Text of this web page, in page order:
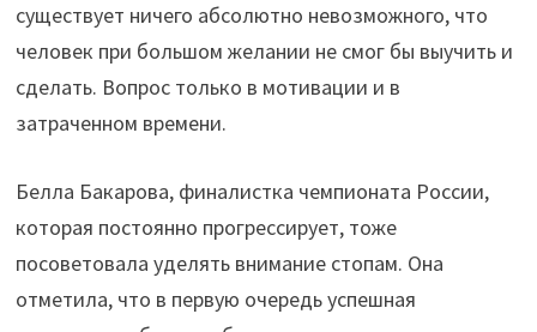
существует ничего абсолютно невозможного, что
человек при большом желании не смог бы выучить и
сделать. Вопрос только в мотивации и в
затраченном времени.
Белла Бакарова, финалистка чемпионата России,
которая постоянно прогрессирует, тоже
посоветовала уделять внимание стопам. Она
отметила, что в первую очередь успешная